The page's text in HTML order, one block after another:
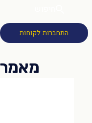
התחברות לקוחות